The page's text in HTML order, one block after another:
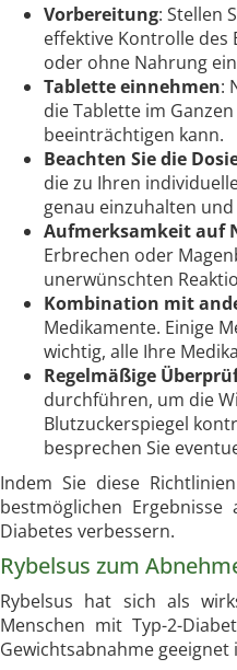
Vorbereitung: Stellen
effektive Kontrolle des
oder ohne Nahrung
Tablette einnehmen:
die Tablette im
beeinträchtigen kann.
Beachten Sie die
die zu Ihren
genau einzuhalten
Aufmerksamkeit auf
Erbrechen oder
unerwünschten
Kombination mit
Medikamente. Einige
wichtig, alle Ihre
Regelmäßige
durchführen, um die
Blutzuckerspiegel
besprechen Sie
Indem Sie diese
bestmöglichen
Diabetes verbessern.
Rybelsus zum
Rybelsus hat sich als
Menschen mit Typ-2-
Gewichtsabnahme geeignet